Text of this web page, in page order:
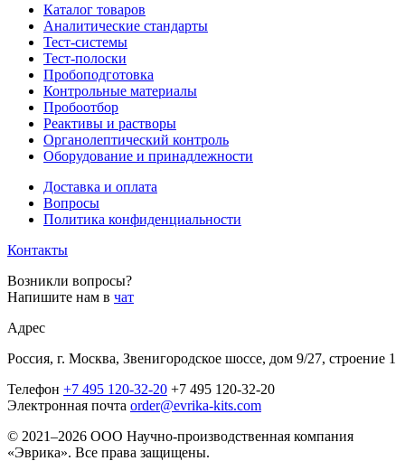
Каталог товаров
Аналитические стандарты
Тест-системы
Тест-полоски
Пробоподготовка
Контрольные материалы
Пробоотбор
Реактивы и растворы
Органолептический контроль
Оборудование и принадлежности
Доставка и оплата
Вопросы
Политика конфиденциальности
Контакты
Возникли вопросы?
Напишите нам в чат
Адрес
Россия, г. Москва, Звенигородское шоссе, дом 9/27, строение 1
Телефон +7 495 120-32-20 +7 495 120-32-20
Электронная почта order@evrika-kits.com
© 2021–2026 ООО Научно-производственная компания
«Эврика». Все права защищены.